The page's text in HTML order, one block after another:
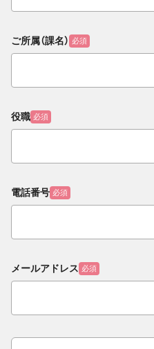
ご所属（課名） 必須
役職 必須
電話番号 必須
メールアドレス 必須